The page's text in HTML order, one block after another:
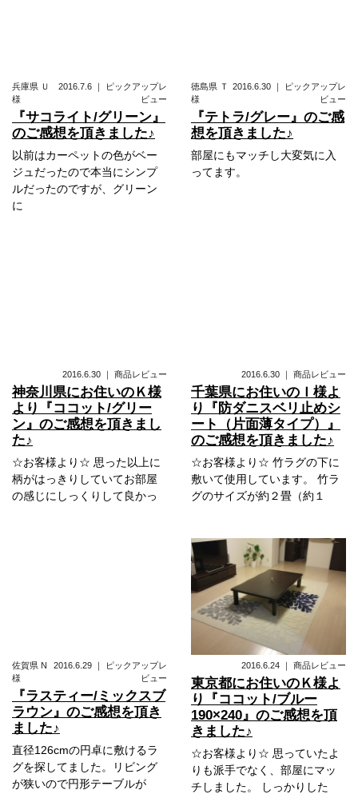
兵庫県 Ｕ
様
2016.7.6 ｜
ピックアップレ
ビュー
『サコライト/グリーン』
のご感想を頂きました♪
以前はカーペットの色がベー
ジュだったので本当にシンプ
ルだったのですが、グリーン
に
徳島県 Ｔ
様
2016.6.30 ｜
ピックアップレ
ビュー
『テトラ/グレー』のご感
想を頂きました♪
部屋にもマッチし大変気に入
ってます。
2016.6.30 ｜ 商品レビュー
神奈川県にお住いのＫ様
より『ココット/グリー
ン』のご感想を頂きまし
た♪
☆お客様より☆ 思った以上に
柄がはっきりしていてお部屋
の感じにしっくりして良かっ
2016.6.30 ｜ 商品レビュー
千葉県にお住いのＩ様よ
り『防ダニスベリ止めシ
ート（片面薄タイプ）』
のご感想を頂きました♪
☆お客様より☆ 竹ラグの下に
敷いて使用しています。 竹ラ
グのサイズが約２畳（約１
佐賀県 N
様
2016.6.29 ｜
ピックアップレ
ビュー
『ラスティー/ミックスブ
ラウン』のご感想を頂き
ました♪
直径126cmの円卓に敷けるラ
グを探してました。リビング
が狭いので円形テーブルが
2016.6.24 ｜ 商品レビュー
東京都にお住いのＫ様よ
り『ココット/ブルー
190×240』のご感想を頂
きました♪
☆お客様より☆ 思っていたよ
りも派手でなく、部屋にマッ
チしました。 しっかりした